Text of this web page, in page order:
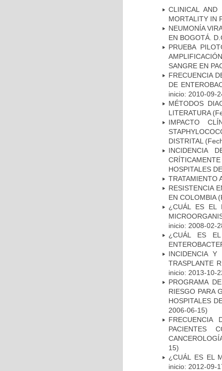
CLINICAL AND
MORTALITY IN
NEUMONÍA
EN BOGOTÁ.
PRUEBA
SANGRE EN
FRECUENCIA
DE
inicio: 2010-09-
MÉTODOS
LITERATURA
IMPACTO
DISTRITAL
INCIDENCIA
HOSPITALES
TRATAMIENTO
RESISTENCIA
EN COLOMBIA
¿CUÁL ES EL
inicio: 2008-02-
¿CUÁL ES EL
INCIDENCIA Y
TRASPLANTE
inicio: 2013-10-
PROGRAMA
RIESGO PARA
HOSPITALES
2006-06-15)
FRECUENCIA
PACIENTES
15)
¿CUÁL ES EL
inicio: 2012-09-